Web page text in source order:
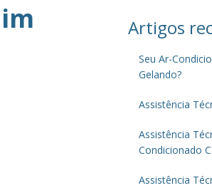
Artigos
Seu Ar-
Gelando?
Assistência
Assistência
Condicionado
Assistência